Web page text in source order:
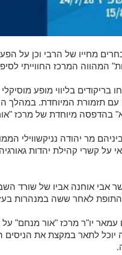
מחייו של הרבי וכן על
המהווה המרכז החווייתי
בריקודים בליווי מופע
עם תזמורת המיוחדת. במהלך
בהדפסה מיוחדת של מרכז
מר יהודה נניקשווילי
על קשרי קהילת יהדות
אבי אוחנה אביו של שורד
לאחר ששה במנהרות
יו"ר מרכז "אור מנחם" על
לתאר במקצת את הניסים